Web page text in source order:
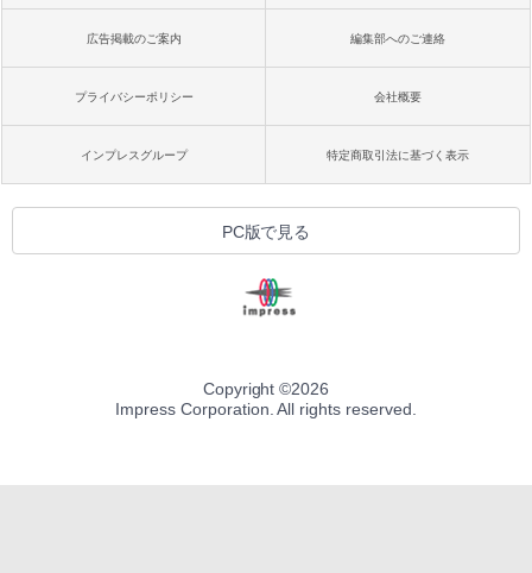
広告掲載のご案内 編集部へのご連絡
プライバシーポリシー 会社概要
インプレスグループ 特定商取引法に基づく表示
PC版で見る
Copyright ©2026
Impress Corporation. All rights reserved.